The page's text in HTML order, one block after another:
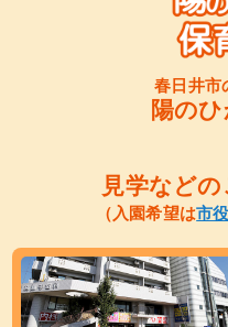
春日井市
陽の
見学など
（入園希望は市